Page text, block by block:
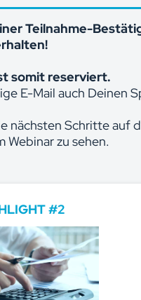
Teilnahme-
somit reserviert.
E-Mail auch Deinen
nächsten Schritte auf
Webinar zu sehen.
#2